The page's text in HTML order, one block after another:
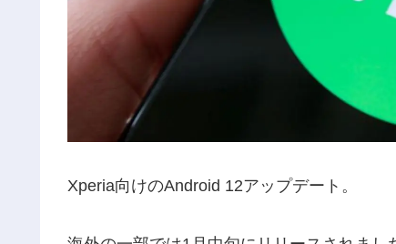
Xperia向けのAndroid 12アップデート。